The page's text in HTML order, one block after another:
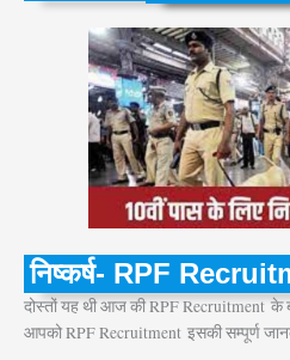
निष्कर्ष- RPF
दोस्तों यह थी आज की RPF Recruitment के
आपको RPF Recruitment इसकी सम्पूर्ण